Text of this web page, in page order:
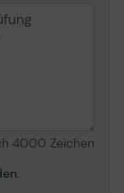
4000 Zeichen